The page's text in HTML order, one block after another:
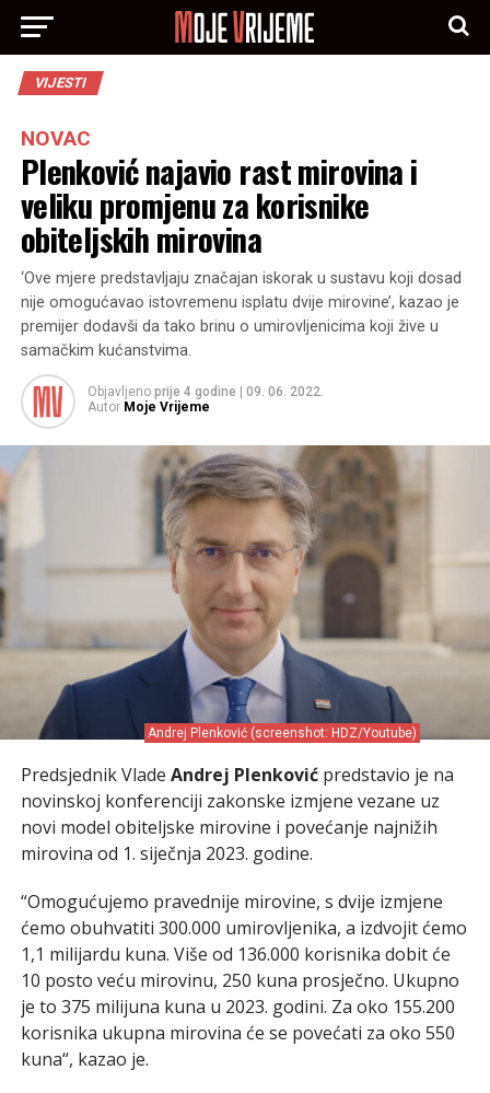
VIJESTI
NOVAC
Plenković najavio rast mirovina i
veliku promjenu za korisnike
obiteljskih mirovina
‘Ove mjere predstavljaju značajan iskorak u sustavu koji dosad
nije omogućavao istovremenu isplatu dvije mirovine’, kazao je
premijer dodavši da tako brinu o umirovljenicima koji žive u
samačkim kućanstvima.
Objavljeno prije 4 godine
09. 06. 2022.
Autor Moje Vrijeme
Andrej Plenković (screenshot: HDZ/Youtube)
Predsjednik Vlade Andrej Plenkovićpredstavio je na
novinskoj konferenciji zakonske izmjene vezane uz
novi model obiteljske mirovine i povećanje najnižih
mirovina od 1. siječnja 2023. godine.
“Omogućujemo pravednije mirovine, s dvije izmjene
ćemo obuhvatiti 300.000 umirovljenika, a izdvojit ćemo
1,1 milijardu kuna. Više od 136.000 korisnika dobit će
10 posto veću mirovinu, 250 kuna prosječno. Ukupno
je to 375 milijuna kuna u 2023. godini. Za oko 155.200
korisnika ukupna mirovina će se povećati za oko 550
kuna“, kazao je.